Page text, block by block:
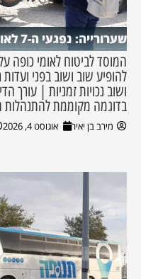
שערורייה: נפגעי ה-7 לאוקטובר ממשיכים להיפגע
להופיע שוב ושוב בפני
ושוב נכויות זמניות | עורך
בדוגמה מקוממת להתנהלות
מירב בן יאיר אוגוסט 4, 2026